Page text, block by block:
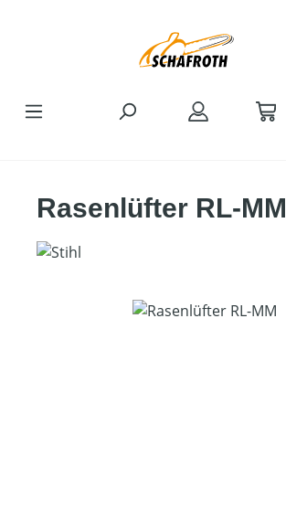
Rasenlüfter RL-MM
Bildergalerie überspringen